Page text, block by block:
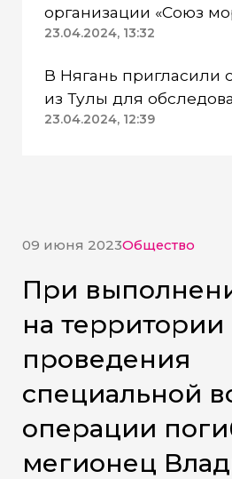
организации «Союз
пехотинцев» Югры
23.04.2024, 13:32
В Нягань пригласили
из Тулы для обследования здания
ДК «Геолог»
23.04.2024, 12:39
09 июня 2023Общество
При
на территории
проведения
специальной
операции
мегионец